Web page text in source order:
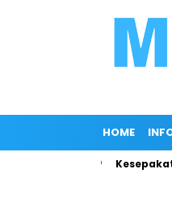
HOME
Kesepakatan